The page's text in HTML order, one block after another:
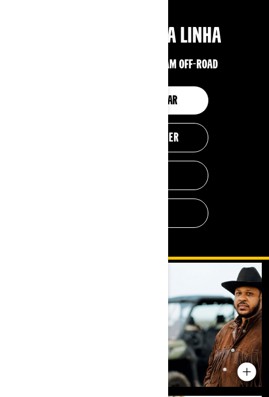
CONHEÇA A NOSSA LINHA
EXPLORE NOSSA LINHA CAN-AM OFF-ROAD
MONTAR E PRECIFICAR
AJUDE-ME A ESCOLHER